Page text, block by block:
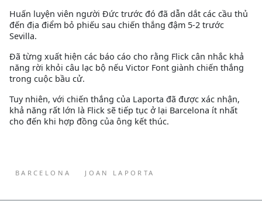
Huấn luyện viên người Đức trước đó đã dẫn dắt các cầu thủ
đến địa điểm bỏ phiếu sau chiến thắng đậm 5-2 trước
Sevilla.
Đã từng xuất hiện các báo cáo cho rằng Flick cân nhắc khả
năng rời khỏi câu lạc bộ nếu Victor Font giành chiến thắng
trong cuộc bầu cử.
Tuy nhiên, với chiến thắng của Laporta đã được xác nhận,
khả năng rất lớn là Flick sẽ tiếp tục ở lại Barcelona ít nhất
cho đến khi hợp đồng của ông kết thúc.
BARCELONA JOAN LAPORTA